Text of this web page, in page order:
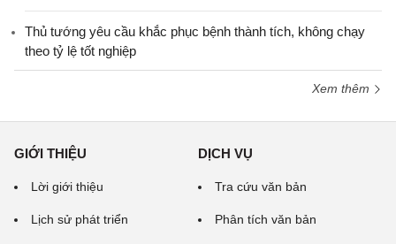
Thủ tướng yêu cầu khắc phục bệnh thành tích, không chạy
theo tỷ lệ tốt nghiệp
Xem thêm
GIỚI THIỆU
Lời giới thiệu
Lịch sử phát triển
DỊCH VỤ
Tra cứu văn bản
Phân tích văn bản